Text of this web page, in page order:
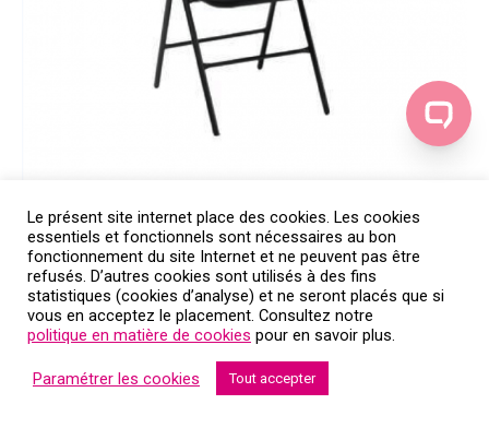
Le présent site internet place des cookies. Les cookies
essentiels et fonctionnels sont nécessaires au bon
fonctionnement du site Internet et ne peuvent pas être
refusés. D’autres cookies sont utilisés à des fins
statistiques (cookies d’analyse) et ne seront placés que si
vous en acceptez le placement. Consultez notre
politique en matière de cookies pour en savoir plus.
Paramétrer les cookies Tout accepter